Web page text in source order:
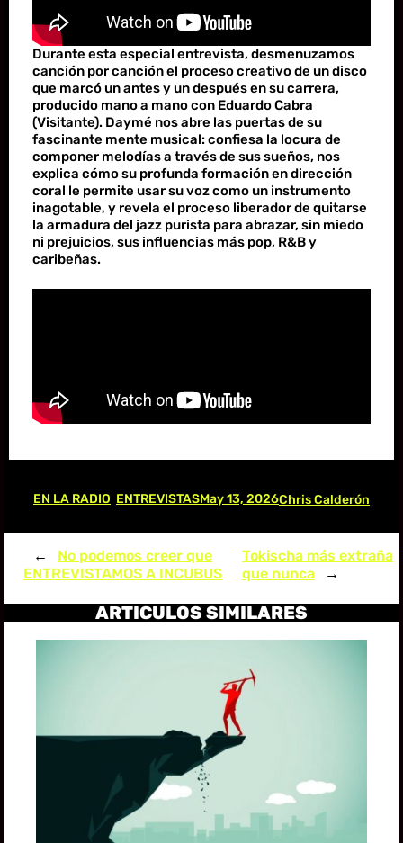
Durante esta especial entrevista, desmenuzamos
canción por canción el proceso creativo de un disco
que marcó un antes y un después en su carrera,
producido mano a mano con Eduardo Cabra
(Visitante). Daymé nos abre las puertas de su
fascinante mente musical: confiesa la locura de
componer melodías a través de sus sueños, nos
explica cómo su profunda formación en dirección
coral le permite usar su voz como un instrumento
inagotable, y revela el proceso liberador de quitarse
la armadura del jazz purista para abrazar, sin miedo
ni prejuicios, sus influencias más pop, R&B y
caribeñas.
EN LA RADIO ENTREVISTASMay 13, 2026Chris Calderón
←
No podemos creer que
ENTREVISTAMOS A INCUBUS
Tokischa más extraña
que nunca
→
ARTICULOS SIMILARES